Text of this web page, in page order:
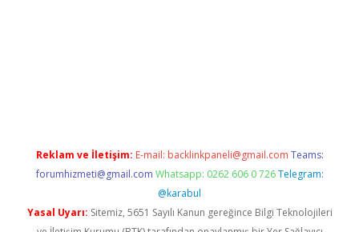
Reklam ve İletişim: E-mail: backlinkpaneli@gmail.com Teams:
forumhizmeti@gmail.com Whatsapp: 0262 606 0 726 Telegram:
@karabul
Yasal Uyarı: Sitemiz, 5651 Sayılı Kanun gereğince Bilgi Teknolojileri